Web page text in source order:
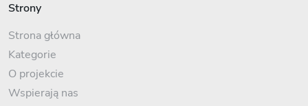
Strony
Strona główna
Kategorie
O projekcie
Wspierają nas